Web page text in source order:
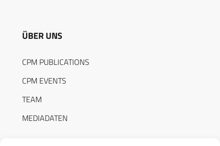
ÜBER UNS
CPM PUBLICATIONS
CPM EVENTS
TEAM
MEDIADATEN